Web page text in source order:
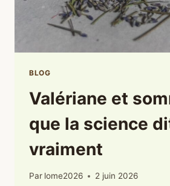
BLOG
Valériane et
que la science
vraiment
Par lome2026 2 juin 2026